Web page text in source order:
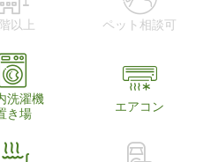
以上 ペット相談可
洗濯機
き場
エアコン